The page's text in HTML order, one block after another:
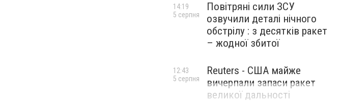
Повітряні сили ЗСУ
озвучили деталі нічного
обстрілу : з десятків ракет
– жодної збитої
14:19
5 серпня
Reuters - США майже
вичерпали запаси ракет
великої дальності
12:43
5 серпня